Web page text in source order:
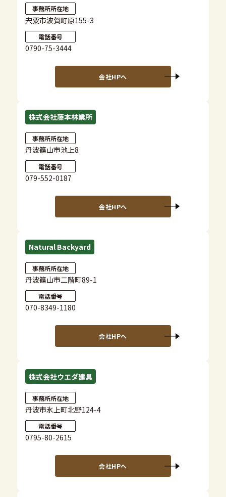
事務所所在地
宍粟市波賀町原155-3
電話番号
0790-75-3444
会社HPへ
株式会社藤本林業所
事務所所在地
丹波篠山市池上8
電話番号
079-552-0187
会社HPへ
Natural Backyard
事務所所在地
丹波篠山市二階町89-1
電話番号
070-8349-1180
会社HPへ
株式会社ウエダ建具
事務所所在地
丹波市氷上町北野124-4
電話番号
0795-80-2615
会社HPへ